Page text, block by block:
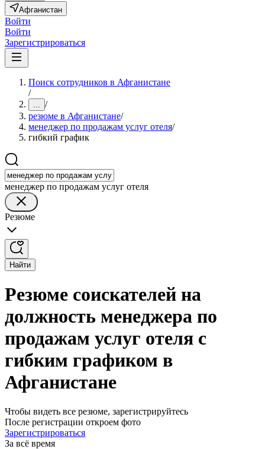
Афганистан
Войти
Войти
Зарегистрироваться
Поиск сотрудников в Афганистане
/
... /
резюме в Афганистане/
менеджер по продажам услуг отеля/
гибкий график
менеджер по продажам услуг отеля
Резюме
Найти
Резюме соискателей на
должность менеджера по
продажам услуг отеля с
гибким графиком в
Афганистане
Чтобы видеть все резюме, зарегистрируйтесь
После регистрации откроем фото
Зарегистрироваться
За всё время